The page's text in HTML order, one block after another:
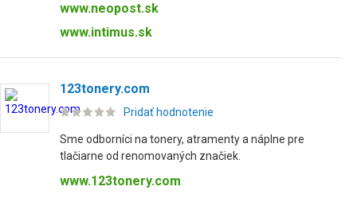
www.neopost.sk
www.intimus.sk
123tonery.com
Pridať hodnotenie
Sme odborníci na tonery, atramenty a náplne pre
tlačiarne od renomovaných značiek.
www.123tonery.com